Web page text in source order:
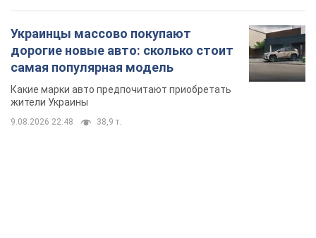
Украинцы массово покупают
дорогие новые авто: сколько стоит
самая популярная модель
Какие марки авто предпочитают приобретать
жители Украины
9.08.2026 22:48 38,9 т.